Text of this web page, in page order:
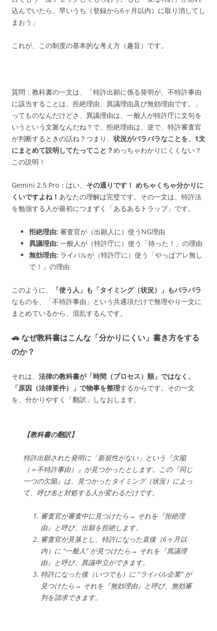
込んでいたら、早いうち（登録から6ヶ月以内）に取り消してし
まおう」
これが、この制度の基本的な考え方（趣旨）です。
質問： 教科書の一文は、「特許出願に係る発明が、不特許事由
に該当することは、拒絶理由、異議理由及び無効理由です。」
ってものなんだけどさ、異議理由は、一般人が特許庁に文句を
いうという文脈なんだね？で、拒絶理由は、逆で、特許審査官
が判断するときの話ね？つまり、状況がバラバラなことを、1文
にまとめて説明してたってこと？めっちゃわかりにくくない？
この説明！
Gemini 2.5 Pro： はい、 その通りです！ めちゃくちゃ分かりに
くいですよね！ あなたの理解は完璧です。 その一文は、特許法
を勉強する人が最初につまずく「あるあるトラップ」です。
拒絶理由: 審査官が（出願人に）使うNG理由
異議理由: 一般人が（特許庁に）使う「待った！」の理由
無効理由: ライバルが（特許庁に）使う「やっぱアレ無し
で！」の理由
このように、
「使う人」も「タイミング（状況）」もバラバラ
なものを、「不特許事由」という共通項だけで無理やり一文に
まとめているから、混乱するんです。
🚗 なぜ教科書はこんな「分かりにくい」書き方をする
のか？
それは、 法律の教科書が「時間（プロセス）順」ではなく、
「原因（法律要件）」で物事を整理するからです。その一文
を、分かりやすく「翻訳」しなおします。
【教科書の翻訳】
特許出願された発明に「新規性がない」という『欠陥
（＝不特許事由）』が見つかったとします。この『同じ
一つの欠陥』は、見つかったタイミング（状況）によっ
て、呼び名と対処する人が変わるだけです。
審査官が審査中に見つけたら→ それを『拒絶理
由』と呼び、出願を拒絶します。
審査官が見落とし、特許になった直後（6ヶ月以
内）に “一般人” が見つけたら→ それを『異議理
由』と呼び、異議申立ができます。
特許になった後（いつでも）に “ライバル企業” が
見つけたら→ それを『無効理由』と呼び、無効審
判を請求できます。